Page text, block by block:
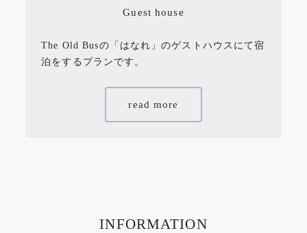
Guest house
The Old Busの「はなれ」のゲストハウスにて宿
泊をするプランです。
read more
INFORMATION